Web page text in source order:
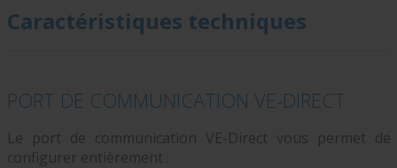
Caractéristiques techniques
PORT DE COMMUNICATION VE-DIRECT
Le port de communication VE-Direct vous permet de
configurer entièrement :